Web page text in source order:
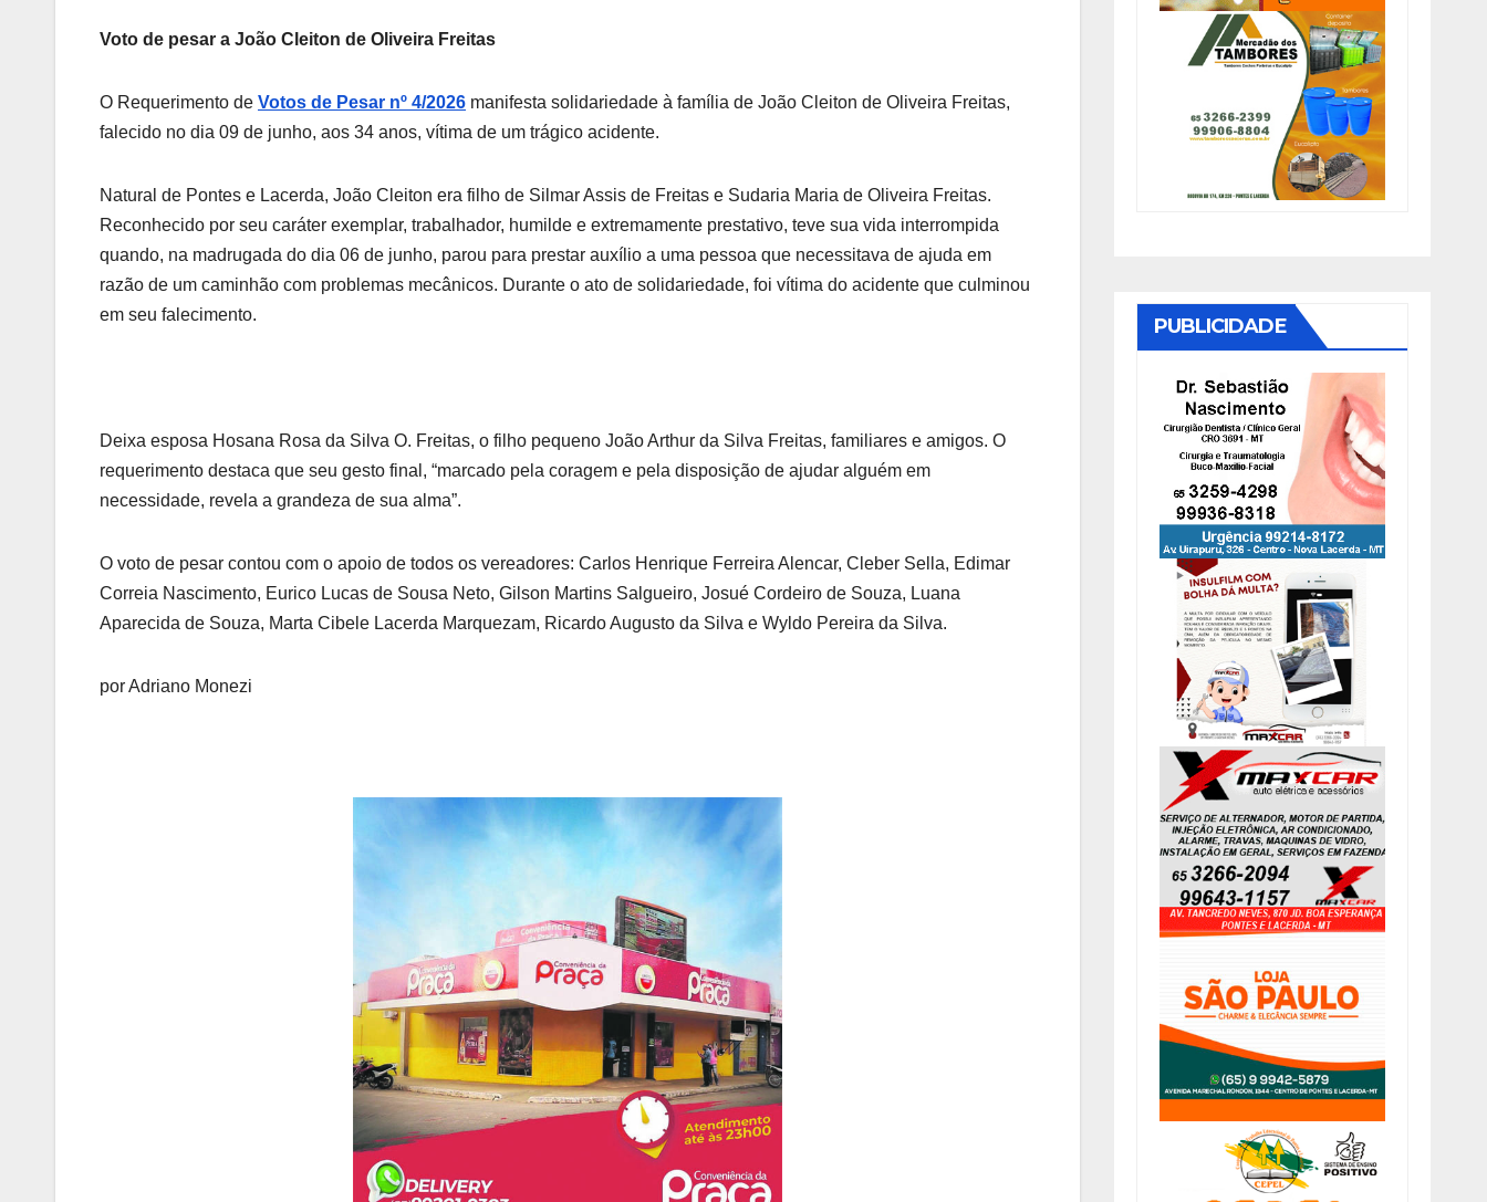
Voto de pesar a João Cleiton de Oliveira Freitas
O Requerimento de Votos de Pesar nº 4/2026 manifesta solidariedade à família de João Cleiton de Oliveira Freitas,
falecido no dia 09 de junho, aos 34 anos, vítima de um trágico acidente.
Natural de Pontes e Lacerda, João Cleiton era filho de Silmar Assis de Freitas e Sudaria Maria de Oliveira Freitas.
Reconhecido por seu caráter exemplar, trabalhador, humilde e extremamente prestativo, teve sua vida interrompida
quando, na madrugada do dia 06 de junho, parou para prestar auxílio a uma pessoa que necessitava de ajuda em
razão de um caminhão com problemas mecânicos. Durante o ato de solidariedade, foi vítima do acidente que culminou
em seu falecimento.
Deixa esposa Hosana Rosa da Silva O. Freitas, o filho pequeno João Arthur da Silva Freitas, familiares e amigos. O
requerimento destaca que seu gesto final, “marcado pela coragem e pela disposição de ajudar alguém em
necessidade, revela a grandeza de sua alma”.
O voto de pesar contou com o apoio de todos os vereadores: Carlos Henrique Ferreira Alencar, Cleber Sella, Edimar
Correia Nascimento, Eurico Lucas de Sousa Neto, Gilson Martins Salgueiro, Josué Cordeiro de Souza, Luana
Aparecida de Souza, Marta Cibele Lacerda Marquezam, Ricardo Augusto da Silva e Wyldo Pereira da Silva.
por Adriano Monezi
PUBLICIDADE